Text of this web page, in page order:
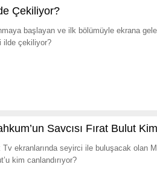
Çekiliyor?
başlayan ve ilk bölümüyle ekrana
ilde çekiliyor?
Savcısı Fırat Bulut
ekranlarında seyirci ile buluşacak olan
kim canlandırıyor?